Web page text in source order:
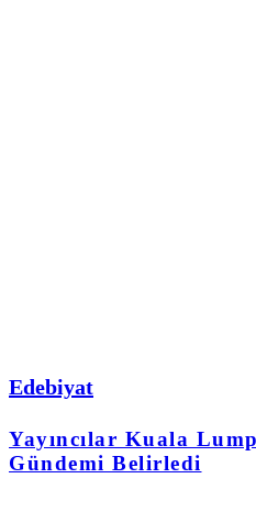
Edebiyat
Yayıncılar Kuala
Gündemi Belirledi